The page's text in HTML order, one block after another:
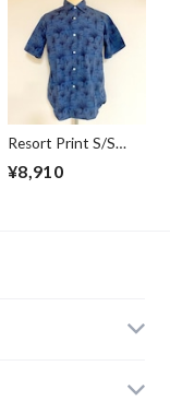
Resort Print S/S
Shirts Blue
¥8,910